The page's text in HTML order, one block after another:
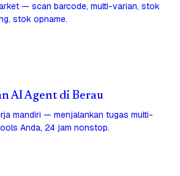
— scan barcode, multi-varian, stok
stok opname.
AI Agent di Berau
mandiri — menjalankan tugas multi-
Anda, 24 jam nonstop.